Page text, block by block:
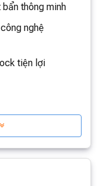
thông minh
nghệ
tiện lợi
sạch góc
Q Revo Pro